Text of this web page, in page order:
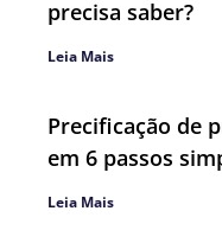
precisa saber?
Leia Mais
Precificação de
em 6 passos
Leia Mais